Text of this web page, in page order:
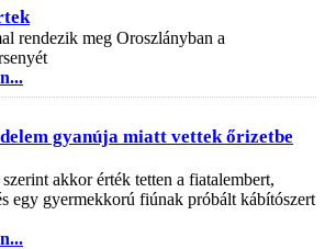
rendezik meg Oroszlányban a
gyanúja miatt vettek őrizetbe
akkor érték tetten a fiatalembert,
egy gyermekkorú fiúnak próbált kábítószert